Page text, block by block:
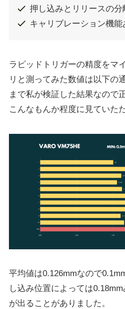
押し込みとリリースの分
キャリブレーション機能
ラピッドトリガーの精度をマ
リと測ってみた数値は以下の
まで私が検証した結果なので
こんなもんか程度に見ていた
平均値は0.126mmなので
し込み位置によっては
が出ることがありました。